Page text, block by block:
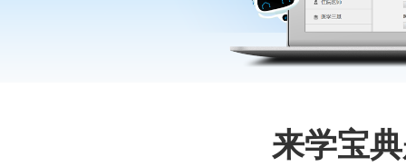
来学宝